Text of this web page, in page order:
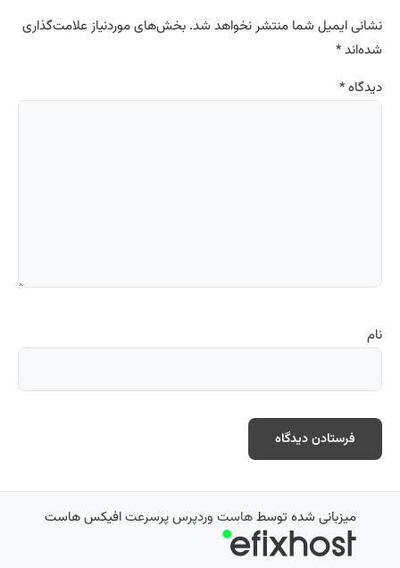
نشانی ایمیل شما منتشر نخواهد شد. بخش‌های موردنیاز علامت‌گذاری
شده‌اند*
دیدگاه*
نام
میزبانی شده توسطهاست وردپرس پرسرعتافیکس هاست